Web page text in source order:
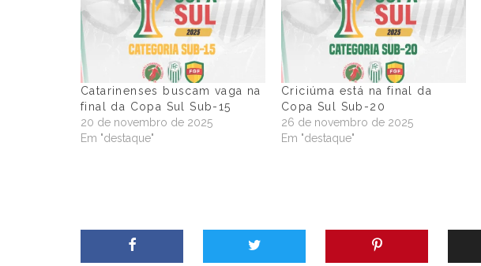
Catarinenses buscam vaga na
final da Copa Sul Sub-15
20 de novembro de 2025
Em "destaque"
Criciúma está na final da
Copa Sul Sub-20
26 de novembro de 2025
Em "destaque"